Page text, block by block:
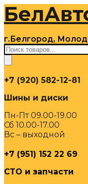
Перейти
содержимому
г.Белгород,
Поиск
товаров
+7 (920) 582-12-81
Шины и диски
Пн-Пт 09.00-19.00
Сб 10.00-17.00
Вс – выходной
+7 (951) 152 22 69
СТО и запчасти